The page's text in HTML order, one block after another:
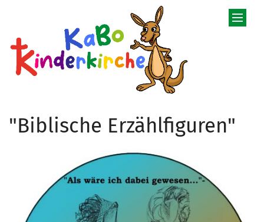
"Biblische Erzählfiguren"